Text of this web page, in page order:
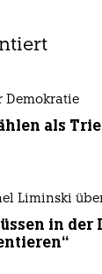
Demokratie
als
Liminski
in der